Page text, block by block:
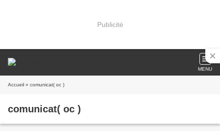
Publicité
MENU
Accueil » comunicat( oc )
comunicat( oc )